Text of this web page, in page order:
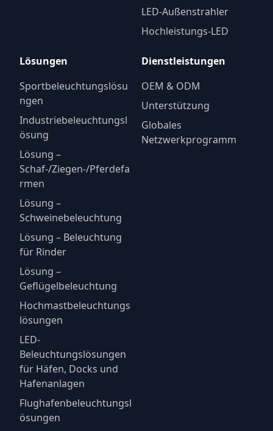
LED-Außenstrahler
Hochleistungs-LED
Lösungen
Sportbeleuchtungslösu
ngen
Industriebeleuchtungsl
ösung
Lösung –
Schaf-/Ziegen-/Pferdefa
rmen
Lösung –
Schweinebeleuchtung
Lösung – Beleuchtung
für Rinder
Lösung –
Geflügelbeleuchtung
Hochmastbeleuchtungs
lösungen
LED-
Beleuchtungslösungen
für Häfen, Docks und
Hafenanlagen
Flughafenbeleuchtungsl
ösungen
Dienstleistungen
OEM & ODM
Unterstützung
Globales
Netzwerkprogramm